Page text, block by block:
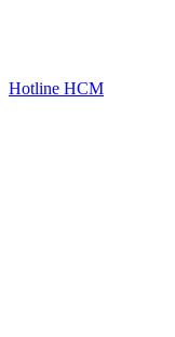
Hotline HCM